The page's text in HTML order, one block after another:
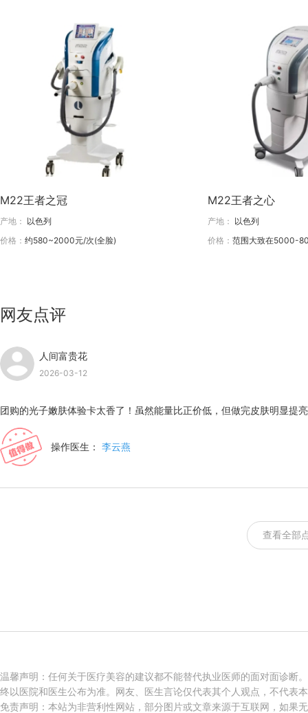
M22王者之冠
产地： 以色列
价格： 约580~2000元/次(全脸)
M22王者之心
产地： 以色列
价格： 范围大致在5000-
网友点评
人间富贵花
2026-03-12
团购的光子嫩肤体验卡太香了！虽然能量比正价低，但做完皮肤明显提
操作医生： 李云燕
查看全部
温馨声明：任何关于医疗美容的建议都不能替代执业医师的面对面诊断
终以医院和医生公布为准。网友、医生言论仅代表其个人观点，不代表
免责声明：本站为非营利性网站，部分图片或文章来源于互联网，如果